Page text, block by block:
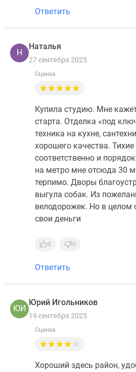
Ответить
Н
Наталья
27 сентября 2025
Оценка
Купила студию. Мне
старта. Отделка «под
техника на кухне,
хорошего качества.
соответственно и
на метро мне отсюда 30
терпимо. Дворы
выгула собак. Из
велодорожек. Но в целом
свои деньги
0 0
Ответить
ЮИ
Юрий Игольников
19 сентября 2025
Оценка
Хороший здесь район,